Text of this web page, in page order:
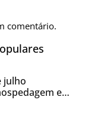
comentário.
julho
em
hora de